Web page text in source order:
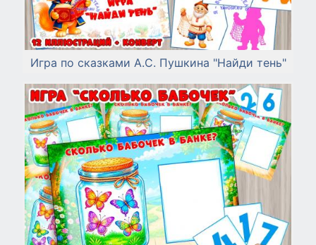
Игра по сказками А.С. Пушкина "Найди тень"